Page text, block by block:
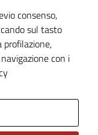
consenso,
sul tasto
con i